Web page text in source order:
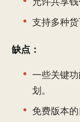
支持多种货
缺点：
一些关键
划。
免费版本的